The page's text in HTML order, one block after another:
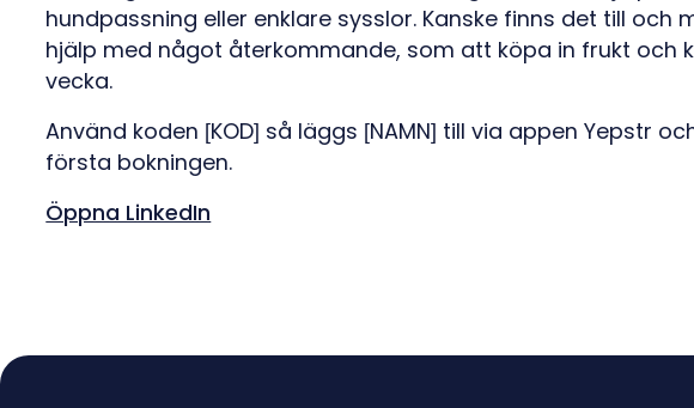
hundpassning eller enklare sysslor. Kanske finns det till och
hjälp med något återkommande, som att köpa in frukt och
vecka.
Använd koden [KOD] så läggs [NAMN] till via appen Yepstr
första bokningen.
Öppna LinkedIn